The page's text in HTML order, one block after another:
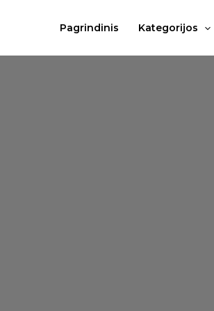
Pagrindinis Kategorijos